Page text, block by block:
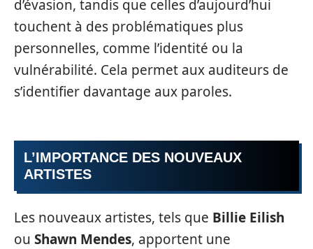
d’évasion, tandis que celles d’aujourd’hui
touchent à des problématiques plus
personnelles, comme l’identité ou la
vulnérabilité. Cela permet aux auditeurs de
s’identifier davantage aux paroles.
L’IMPORTANCE DES NOUVEAUX
ARTISTES
Les nouveaux artistes, tels que Billie Eilish
ou Shawn Mendes, apportent une